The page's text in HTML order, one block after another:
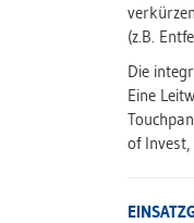
(z.B.
Die
Eine
of